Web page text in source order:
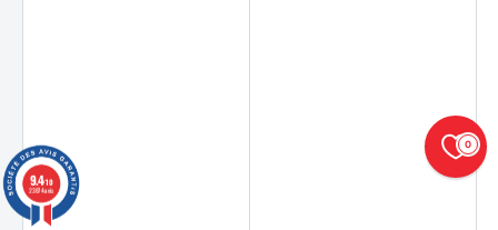
0
9.4/10
23874 avis